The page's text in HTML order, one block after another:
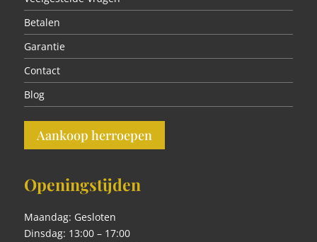
Betalen
Garantie
Contact
Blog
Aankoop herroepen
Openingstijden
Maandag: Gesloten
Dinsdag: 13:00 – 17:00